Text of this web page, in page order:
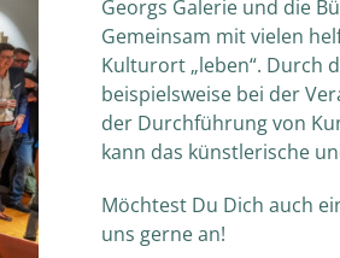
Georgs Galerie und die
Gemeinsam mit vielen
Kulturort „leben“. Durch
beispielsweise bei der
der Durchführung von
kann das künstlerische
Möchtest Du Dich auch
uns gerne an!